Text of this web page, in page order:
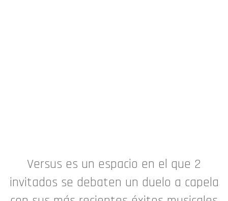
Versus es un espacio en el que 2
invitados se debaten un duelo a capela